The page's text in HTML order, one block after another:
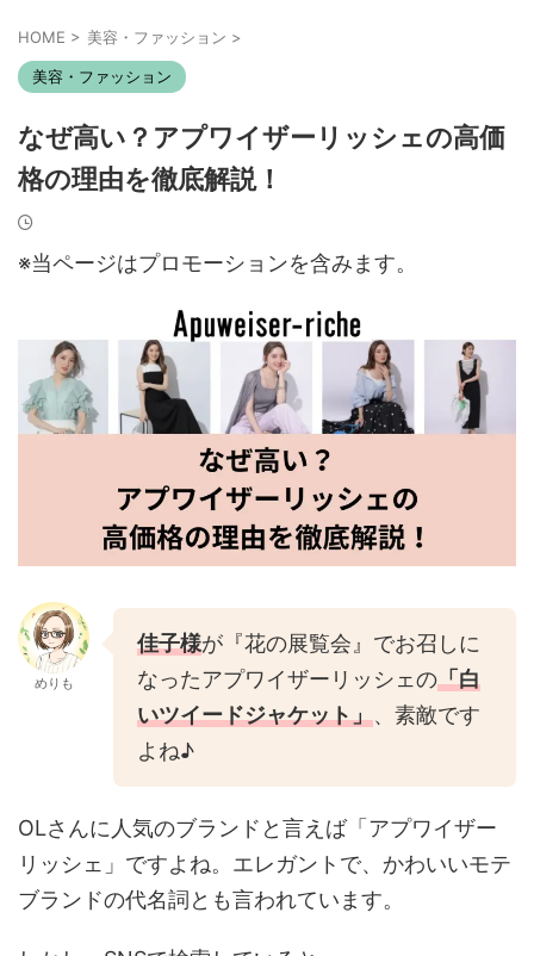
HOME > 美容・ファッション >
美容・ファッション
なぜ高い？アプワイザーリッシェの高価
格の理由を徹底解説！
※当ページはプロモーションを含みます。
めりも
佳子様が『花の展覧会』でお召しに
なったアプワイザーリッシェの「白
いツイードジャケット」、素敵です
よね♪
OLさんに人気のブランドと言えば「アプワイザー
リッシェ」ですよね。エレガントで、かわいいモテ
ブランドの代名詞とも言われています。